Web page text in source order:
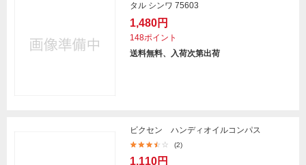
タル シンワ 75603
1,480円
148ポイント
送料無料、入荷次第出荷
ビクセン ハンディオイルコンパス
(2)
1,110円